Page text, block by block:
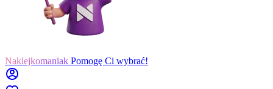
Naklejkomaniak Pomogę Ci wybrać!